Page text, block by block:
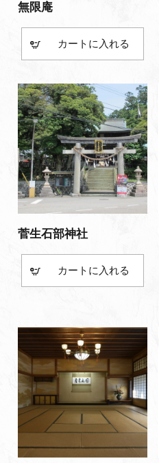
無限庵
カート
菅生石部神社
カート